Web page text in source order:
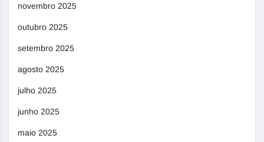
novembro 2025
outubro 2025
setembro 2025
agosto 2025
julho 2025
junho 2025
maio 2025